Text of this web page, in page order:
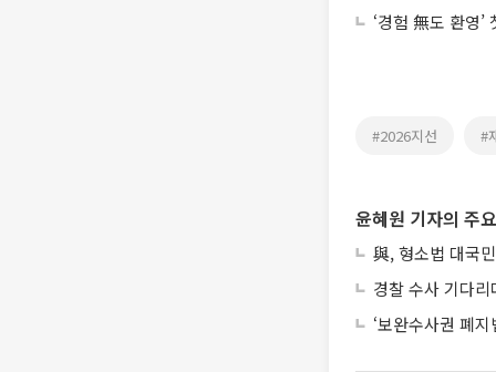
‘경험 無도 환영’
#2026지선 #
윤혜원 기자의 주
與, 형소법 대국
경찰 수사 기다
‘보완수사권 폐